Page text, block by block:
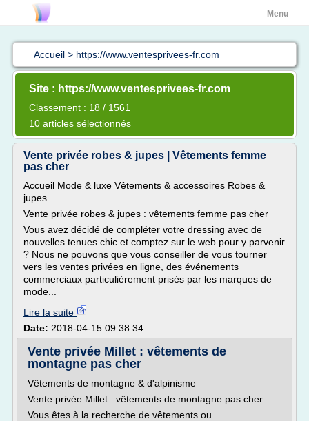
Menu
Accueil > https://www.ventesprivees-fr.com
Site : https://www.ventesprivees-fr.com
Classement : 18 / 1561
10 articles sélectionnés
Vente privée robes & jupes | Vêtements femme
pas cher
Accueil Mode & luxe Vêtements & accessoires Robes &
jupes
Vente privée robes & jupes : vêtements femme pas cher
Vous avez décidé de compléter votre dressing avec de
nouvelles tenues chic et comptez sur le web pour y parvenir
? Nous ne pouvons que vous conseiller de vous tourner
vers les ventes privées en ligne, des événements
commerciaux particulièrement prisés par les marques de
mode...
Lire la suite
Date: 2018-04-15 09:38:34
Vente privée Millet : vêtements de
montagne pas cher
Vêtements de montagne & d'alpinisme
Vente privée Millet : vêtements de montagne pas cher
Vous êtes à la recherche de vêtements ou